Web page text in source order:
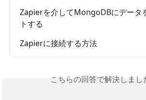
Zapierを介してMongoDBにデータ
トする
Zapierに接続する方法
こちらの回答で解決しまし